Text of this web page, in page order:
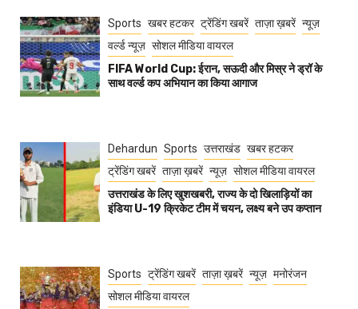
Sports खबर हटकर ट्रेंडिंग खबरें ताज़ा ख़बरें न्यूज़
वर्ल्ड न्यूज़ सोशल मीडिया वायरल
FIFA World Cup: ईरान, सऊदी और मिस्र ने ड्रॉ के
साथ वर्ल्ड कप अभियान का किया आगाज
Dehardun Sports उत्तराखंड खबर हटकर
ट्रेंडिंग खबरें ताज़ा ख़बरें न्यूज़ सोशल मीडिया वायरल
उत्तराखंड के लिए खुशखबरी, राज्य के दो खिलाड़ियों का
इंडिया U-19 क्रिकेट टीम में चयन, लक्ष्य बने उप कप्तान
Sports ट्रेंडिंग खबरें ताज़ा ख़बरें न्यूज़ मनोरंजन
सोशल मीडिया वायरल